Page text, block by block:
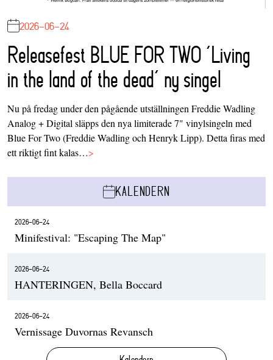
2026-06-24
Releasefest BLUE FOR TWO ‘Living
in the land of the dead’ ny singel
Nu på fredag under den pågående utställningen Freddie Wadling
Analog + Digital släpps den nya limiterade 7" vinylsingeln med
Blue For Two (Freddie Wadling och Henryk Lipp). Detta firas med
ett riktigt fint kalas…>
KALENDERN
2026-06-24
Minifestival: "Escaping The Map"
2026-06-24
HANTERINGEN, Bella Boccard
2026-06-24
Vernissage Duvornas Revansch